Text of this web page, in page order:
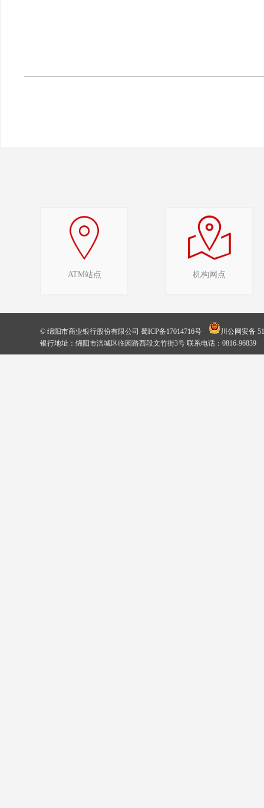
ATM站点 机构网点
© 绵阳市商业银行股份有限公司 蜀ICP备17014716号
川公网安备
银行地址：绵阳市涪城区临园路西段文竹街3号 联系电话：0816-96839